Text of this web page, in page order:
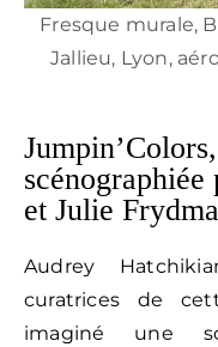
Fresque murale,
Jallieu, Lyon,
et Julie
Audrey
curatrices de
imaginé une